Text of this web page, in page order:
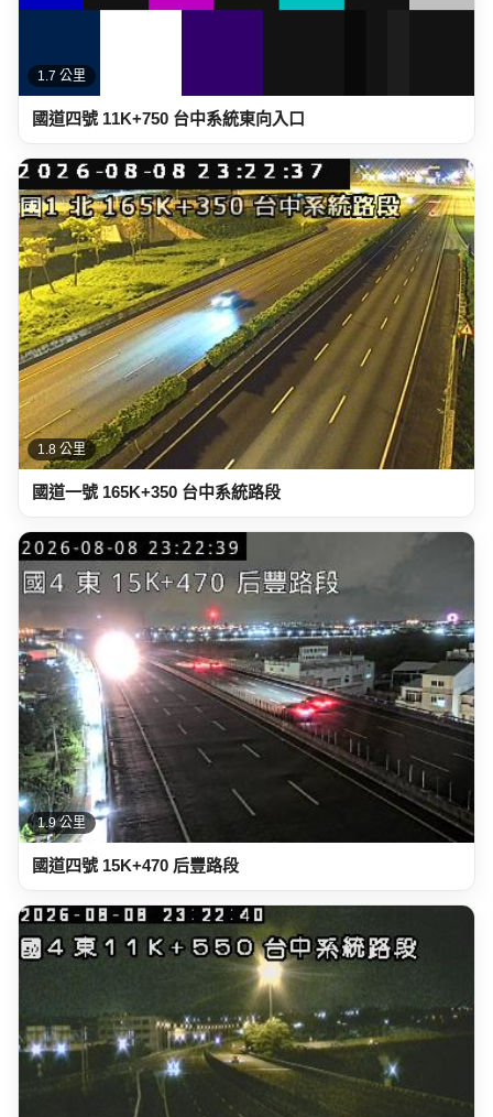
1.7 公里
國道四號 11K+750 台中系統東向入口
1.8 公里
國道一號 165K+350 台中系統路段
1.9 公里
國道四號 15K+470 后豐路段